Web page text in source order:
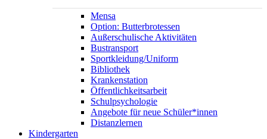
Mensa
Option: Butterbrotessen
Außerschulische Aktivitäten
Bustransport
Sportkleidung/Uniform
Bibliothek
Krankenstation
Öffentlichkeitsarbeit
Schulpsychologie
Angebote für neue Schüler*innen
Distanzlernen
Kindergarten